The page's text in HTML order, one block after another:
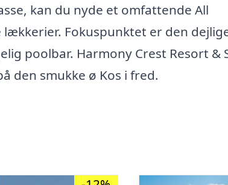
kan du nyde et omfattende All
Fokuspunktet er den
poolbar. Harmony Crest Resort &
den smukke ø Kos i fred.